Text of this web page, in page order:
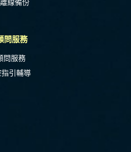
問服務
問服務
引輔導